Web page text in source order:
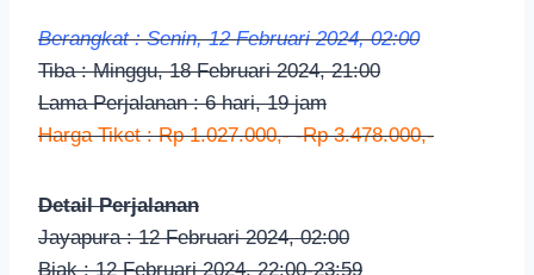
Berangkat : Senin, 12 Februari 2024, 02:00
Tiba : Minggu, 18 Februari 2024, 21:00
Lama Perjalanan : 6 hari, 19 jam
Harga Tiket : Rp 1.027.000,- -Rp 3.478.000,-
Detail Perjalanan
Jayapura : 12 Februari 2024, 02:00
Biak : 12 Februari 2024, 22:00-23:59